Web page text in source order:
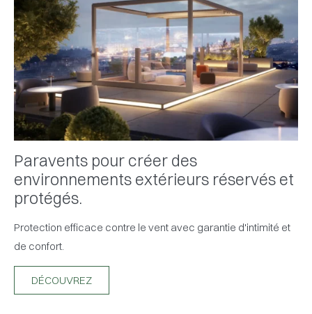
Paravents pour créer des
environnements extérieurs réservés et
protégés.
Protection efficace contre le vent avec garantie d'intimité et
de confort.
DÉCOUVREZ